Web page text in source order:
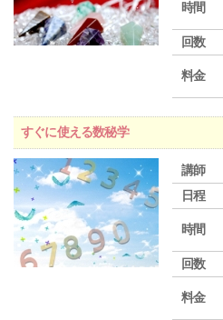
時間
回数
料金
すぐに使える数秘学
講師
日程
時間
回数
料金